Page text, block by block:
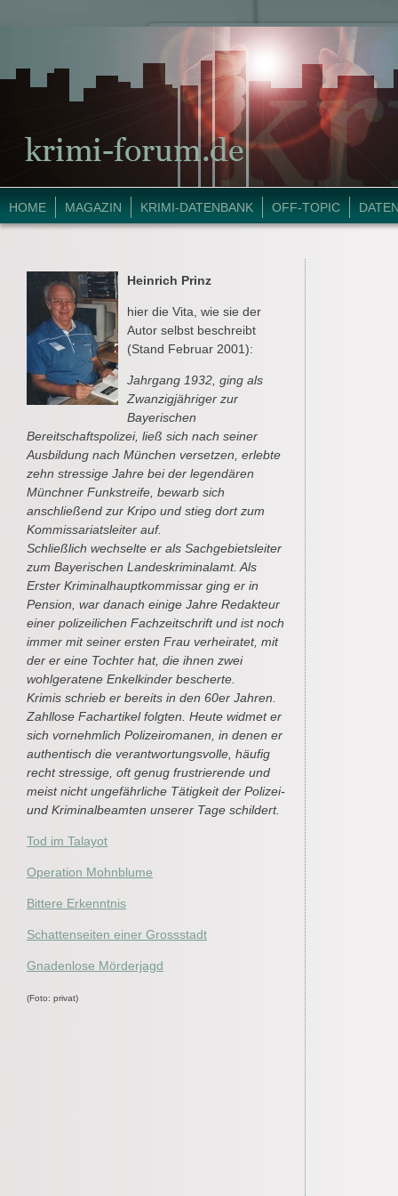
HOME MAGAZIN KRIMI-DATENBANK OFF-TOPIC
Heinrich Prinz
hier die Vita, wie sie der
Autor selbst beschreibt
(Stand Februar 2001):
Jahrgang 1932, ging als
Zwanzigjähriger zur
Bayerischen
Bereitschaftspolizei, ließ sich nach seiner
Ausbildung nach München versetzen, erlebte
zehn stressige Jahre bei der legendären
Münchner Funkstreife, bewarb sich
anschließend zur Kripo und stieg dort zum
Kommissariatsleiter auf.
Schließlich wechselte er als Sachgebietsleiter
zum Bayerischen Landeskriminalamt. Als
Erster Kriminalhauptkommissar ging er in
Pension, war danach einige Jahre Redakteur
einer polizeilichen Fachzeitschrift und ist noch
immer mit seiner ersten Frau verheiratet, mit
der er eine Tochter hat, die ihnen zwei
wohlgeratene Enkelkinder bescherte.
Krimis schrieb er bereits in den 60er Jahren.
Zahllose Fachartikel folgten. Heute widmet er
sich vornehmlich Polizeiromanen, in denen er
authentisch die verantwortungsvolle, häufig
recht stressige, oft genug frustrierende und
meist nicht ungefährliche Tätigkeit der Polizei-
und Kriminalbeamten unserer Tage schildert.
Tod im Talayot
Operation Mohnblume
Bittere Erkenntnis
Schattenseiten einer Grossstadt
Gnadenlose Mörderjagd
(Foto: privat)